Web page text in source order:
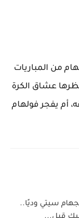
من المباريات
عشاق الكرة
أم يفجر فولهام
سيتي وديًا..